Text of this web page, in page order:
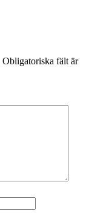
Obligatoriska fält är